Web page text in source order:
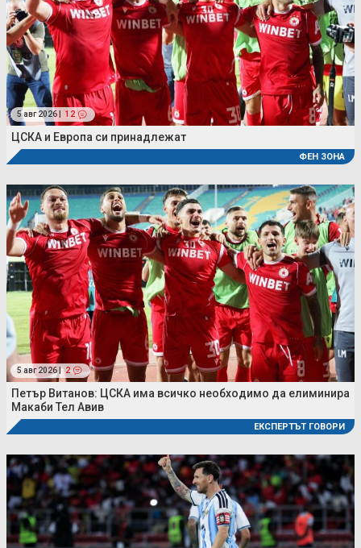
5 авг 2026 | 12
ЦСКА и Европа си принадлежат
ФЕН ЗОНА
5 авг 2026 | 2
Петър Витанов: ЦСКА има всичко необходимо да елиминира
Макаби Тел Авив
ЕКСПЕРТЪТ ГОВОРИ